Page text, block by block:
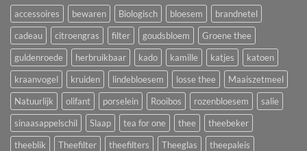
accessoires bewaren Biologisch bloesem
brandnetel
cadeau
citroengras filter goudsbloem
Groene thee
guldenroede
herbruikbaar kado kamille katjes
katoen
kraanvogel
kruiden lindebloesem losse thee
Maaiszetmeel
Natuurlijk
olifant porselein Rooibos rozenbloesem
salie
sinaasappelschil
Slaap tea for one thee
theebeker
theeblik
Theefilter theefilters Theeglas
theepaleis